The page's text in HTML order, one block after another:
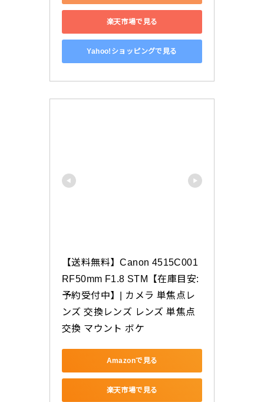
楽天市場で見る
Yahoo!ショッピングで見る
【送料無料】Canon 4515C001
RF50mm F1.8 STM【在庫目安:
予約受付中】| カメラ 単焦点レ
ンズ 交換レンズ レンズ 単焦点
交換 マウント ボケ
Amazonで見る
楽天市場で見る